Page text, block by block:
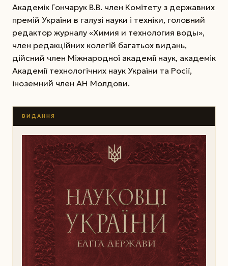
Академік Гончарук В.В. член Комітету з державних
премій України в галузі науки і техніки, головний
редактор журналу «Химия и технология воды»,
член редакційних колегій багатьох видань,
дійсний член Міжнародної академії наук, академік
Академії технологічних наук України та Росії,
іноземний член АН Молдови.
ВИДАННЯ